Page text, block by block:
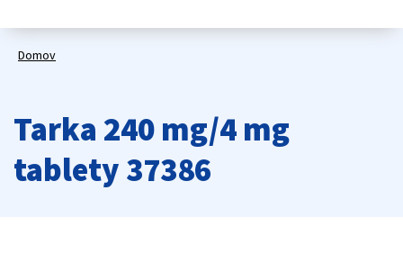
Domov
Tarka 240 mg/4 mg
tablety 37386